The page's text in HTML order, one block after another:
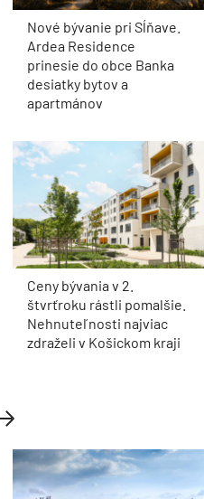
Nové bývanie pri Sĺňave.
Ardea Residence
prinesie do obce Banka
desiatky bytov a
apartmánov
Ceny bývania v 2.
štvrťroku rástli pomalšie.
Nehnuteľnosti najviac
zdraželi v Košickom kraji